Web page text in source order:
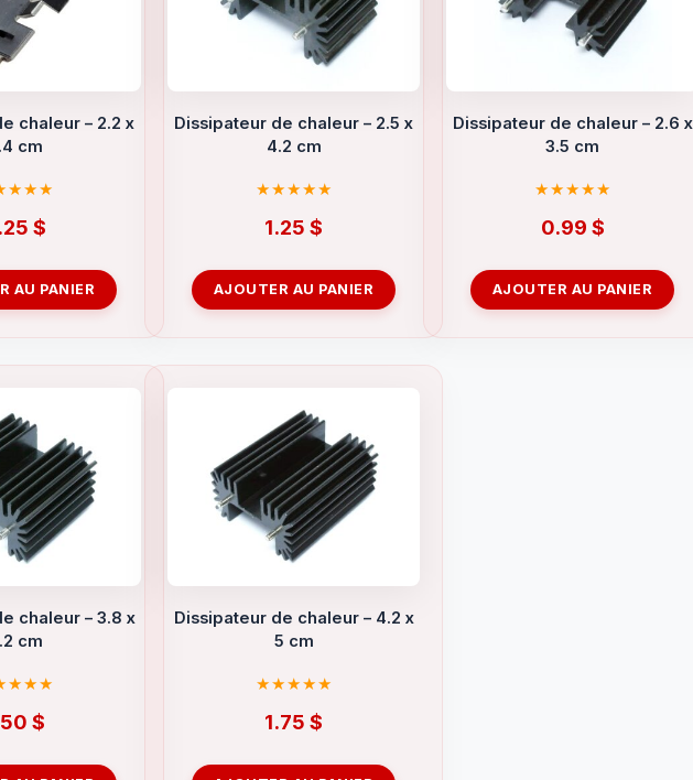
chaleur – 2.2 x
cm
$
AU PANIER
Dissipateur de chaleur – 2.5 x
4.2 cm
1.25 $
AJOUTER AU PANIER
Dissipateur de chaleur – 2.6 x
3.5 cm
0.99 $
AJOUTER AU PANIER
chaleur – 3.8 x
cm
$
Dissipateur de chaleur – 4.2 x
5 cm
1.75 $